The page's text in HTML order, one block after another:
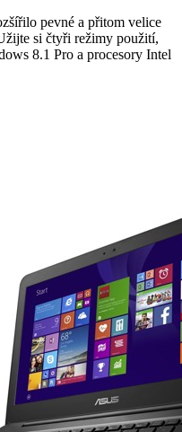
pevné a přitom velice
si čtyři režimy použití,
8.1 Pro a procesory Intel